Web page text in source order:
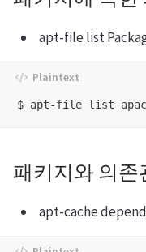
apt-file list
패키지와 의존
apt-cache